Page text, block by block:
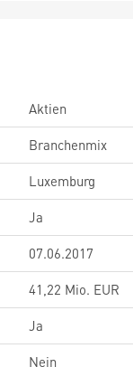
Aktien
Branchenmix
Luxemburg
Ja
07.06.2017
41,22 Mio. EUR
Ja
Nein